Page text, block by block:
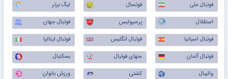
فوتبال ملی فوتسال
لیگ برتر
استقلال
پرسپولیس
فوتبال جهان
فوتبال اسپانیا
فوتبال انگلیس
فوتبال ایتالیا
فوتبال آلمان
منهای فوتبال
بسکتبال
والیبال
کشتی
ورزش بانوان